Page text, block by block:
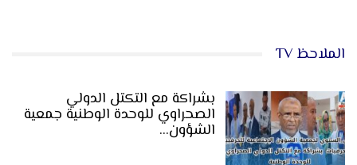
الملاحظ TV
بشراكة مع التكتل الدولي
الصحراوي للوحدة الوطنية جمعية
الشؤون…